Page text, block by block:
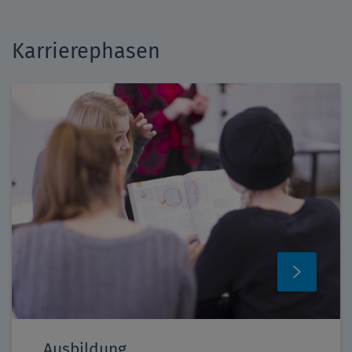
Karrierephasen